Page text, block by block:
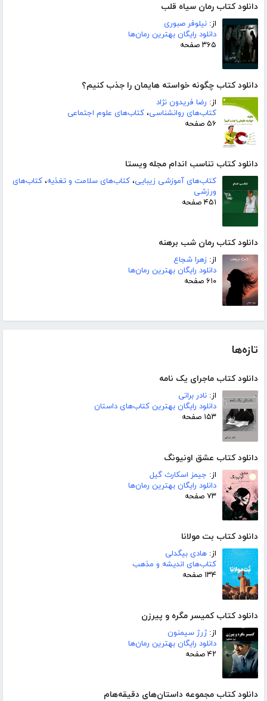
دانلود کتاب رمان سیاه قلب
از: نیلوفر صبوری
دانلود رایگان بهترین رمان‌ها
۳۶۵ صفحه
دانلود کتاب چگونه خواسته هایمان را جذب کنیم؟
از: رضا فریدون نژاد
کتاب‌های روانشناسی، کتاب‌های علوم اجتماعی
۵۶ صفحه
دانلود کتاب تناسب اندام مجله ویستا
کتاب‌های آموزشی زیبایی، کتاب‌های سلامت و تغذیه، کتاب‌های
ورزشی
۴۵۱ صفحه
دانلود کتاب رمان شب برهنه
از: زهرا شجاع
دانلود رایگان بهترین رمان‌ها
۶۱۰ صفحه
تازه‌ها
دانلود کتاب ماجرای یک نامه
از: نادر براتی
دانلود رایگان بهترین کتاب‌های داستان
۱۵۳ صفحه
دانلود کتاب عشق اونیونگ
از: جیمز اسکارث گیل
دانلود رایگان بهترین رمان‌ها
۷۳ صفحه
دانلود کتاب بت مولانا
از: هادی بیگدلی
کتاب‌های اندیشه و مذهب
۱۳۴ صفحه
دانلود کتاب کمیسر مگره و پیرزن
از:ژرژ سیمنون
دانلود رایگان بهترین رمان‌ها
۴۲ صفحه
دانلود کتاب مجموعه داستان‌های دقیقه‌هام